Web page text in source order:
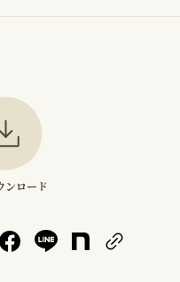
ンロード